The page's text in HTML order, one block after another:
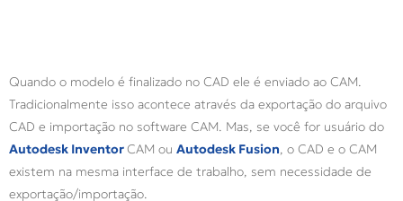
Quando o modelo é finalizado no CAD ele é enviado ao CAM.
Tradicionalmente isso acontece através da exportação do arquivo
CAD e importação no software CAM. Mas, se você for usuário do
Autodesk InventorCAM ou Autodesk Fusion, o CAD e o CAM
existem na mesma interface de trabalho, sem necessidade de
exportação/importação.